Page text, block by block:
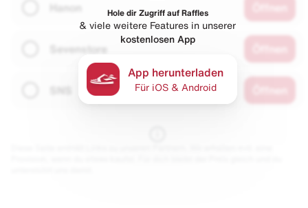
Sevenstore
Hole dir Zugriff auf Raffles
& viele weitere Features in unserer
kostenlosen App
App herunterladen
Für iOS & Android